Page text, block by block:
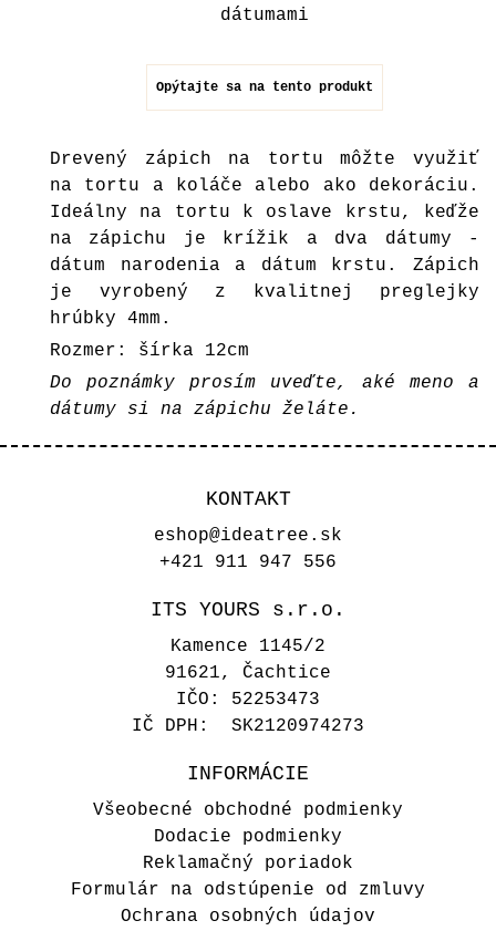
dátumami
Opýtajte sa na tento produkt
Drevený zápich na tortu môžte využiť
na tortu a koláče alebo ako dekoráciu.
Ideálny na tortu k oslave krstu, keďže
na zápichu je krížik a dva dátumy -
dátum narodenia a dátum krstu. Zápich
je vyrobený z kvalitnej preglejky
hrúbky 4mm.
Rozmer: šírka 12cm
Do poznámky prosím uveďte, aké meno a
dátumy si na zápichu želáte.
KONTAKT
eshop@ideatree.sk
+421 911 947 556
ITS YOURS s.r.o.
Kamence 1145/2
91621, Čachtice
IČO: 52253473
IČ DPH: SK2120974273
INFORMÁCIE
Všeobecné obchodné podmienky
Dodacie podmienky
Reklamačný poriadok
Formulár na odstúpenie od zmluvy
Ochrana osobných údajov